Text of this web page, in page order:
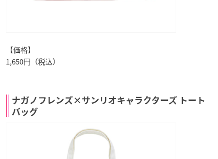
【価格】
1,650円（税込）
ナガノフレンズ×サンリオキャラクターズ トート
バッグ